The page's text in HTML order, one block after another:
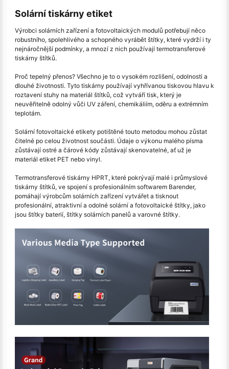
Solární tiskárny etiket
Výrobci solárních zařízení a fotovoltaických modulů potřebují něco
robustního, spolehlivého a schopného vyrábět štítky, které vydrží i ty
nejnáročnější podmínky, a mnozí z nich používají termotransferové
tiskárny štítků.
Proč tepelný přenos? Všechno je to o vysokém rozlišení, odolnosti a
dlouhé životnosti. Tyto tiskárny používají vyhřívanou tiskovou hlavu k
roztavení stuhy na materiál štítků, což vytváří tisk, který je
neuvěřitelně odolný vůči UV záření, chemikáliím, oděru a extrémním
teplotám.
Solární fotovoltaické etikety potištěné touto metodou mohou zůstat
čitelné po celou životnost součásti. Údaje o výkonu malého písma
zůstávají ostré a čárové kódy zůstávají skenovatelné, ať už je
materiál etiket PET nebo vinyl.
Termotransferové tiskárny HPRT, které pokrývají malé i průmyslové
tiskárny štítků, ve spojení s profesionálním softwarem Barender,
pomáhají výrobcům solárních zařízení vytvářet a tisknout
profesionální, atraktivní a odolné solární a fotovoltaické štítky, jako
jsou štítky baterií, štítky solárních panelů a varovné štítky.